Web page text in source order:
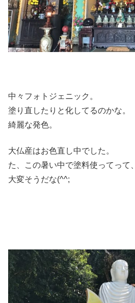
中々フォトジェニック。
塗り直したりと化してるのかな。
綺麗な発色。
大仏産はお色直し中でした。
た、この暑い中で塗料使ってって、
大変そうだな(^^;